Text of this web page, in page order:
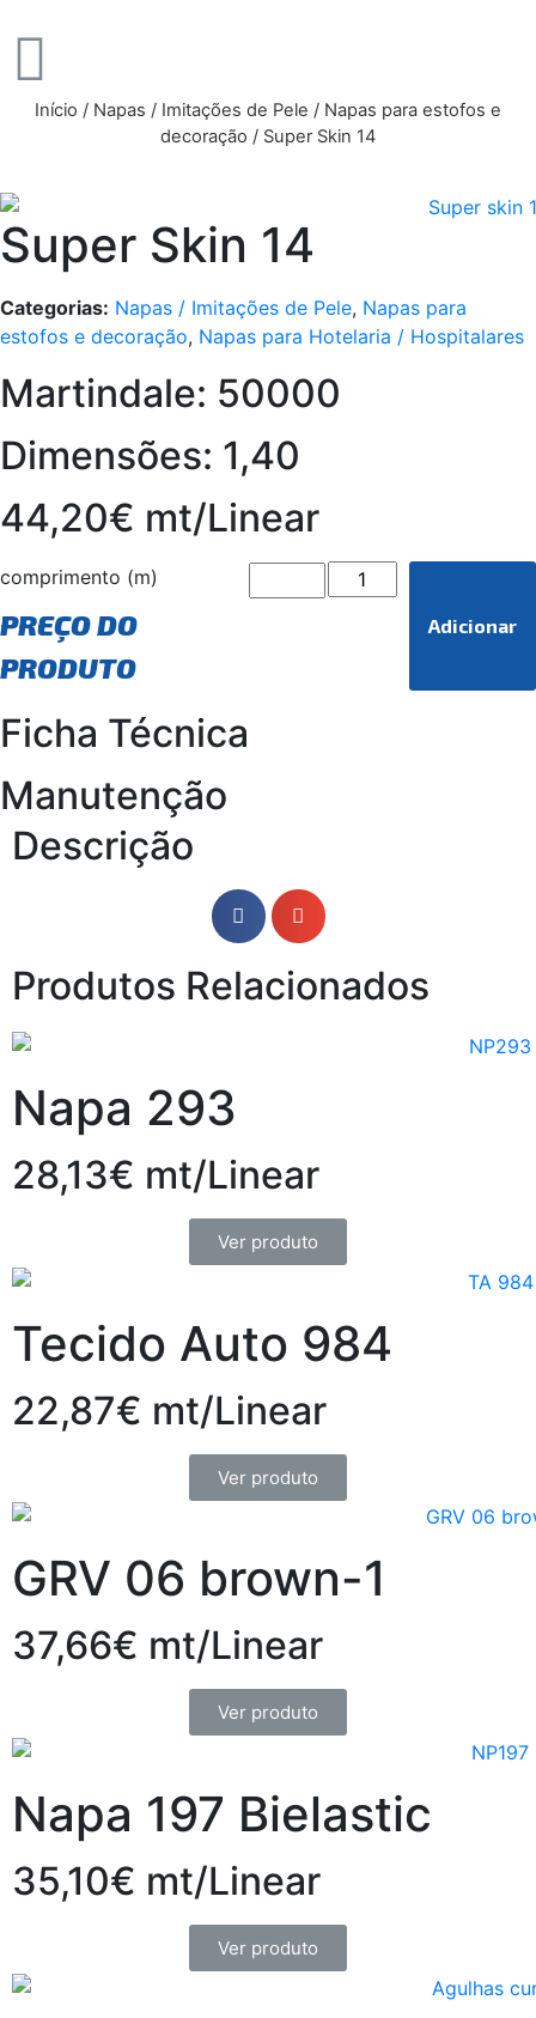
Início / Napas / Imitações de Pele / Napas para estofos e
decoração / Super Skin 14
Super Skin 14
Categorias: Napas / Imitações de Pele, Napas para
estofos e decoração, Napas para Hotelaria / Hospitalares
Martindale: 50000
Dimensões: 1,40
44,20€ mt/Linear
comprimento (m)
PREÇO DO
PRODUTO
Adicionar
Ficha Técnica
Manutenção
Descrição
Produtos Relacionados
Napa 293
28,13€ mt/Linear
Ver produto
Tecido Auto 984
22,87€ mt/Linear
Ver produto
GRV 06 brown-1
37,66€ mt/Linear
Ver produto
Napa 197 Bielastic
35,10€ mt/Linear
Ver produto